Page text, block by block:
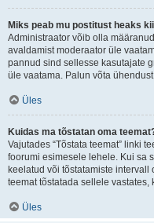
Miks peab mu postitust heaks
Administraator võib olla
avaldamist moderaator üle
pannud sind sellesse kasutajate
üle vaatama. Palun võta
Üles
Kuidas ma tõstatan oma
Vajutades “Tõstata teemat” linki
foorumi esimesele lehele. Kui sa
keelatud või tõstatamiste
teemat tõstatada sellele
Üles